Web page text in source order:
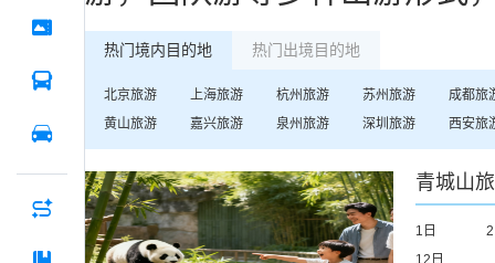
热门境内目的地 热门出境目的地
北京旅游 上海旅游 杭州旅游 苏州旅游 成都旅
黄山旅游 嘉兴旅游 泉州旅游 深圳 旅游 西安旅
青城山
1日
12日